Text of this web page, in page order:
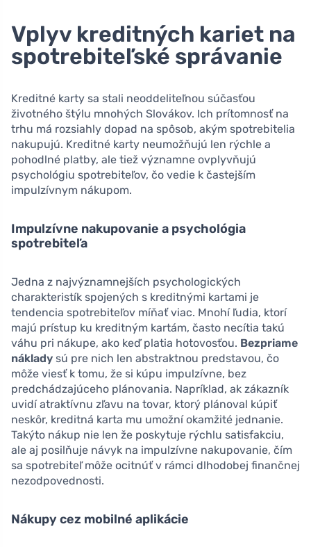
Vplyv kreditných kariet na
spotrebiteľské správanie
Kreditné karty sa stali neoddeliteľnou súčasťou
životného štýlu mnohých Slovákov. Ich prítomnosť na
trhu má rozsiahly dopad na spôsob, akým spotrebitelia
nakupujú. Kreditné karty neumožňujú len rýchle a
pohodlné platby, ale tiež významne ovplyvňujú
psychológiu spotrebiteľov, čo vedie k častejším
impulzívnym nákupom.
Impulzívne nakupovanie a psychológia
spotrebiteľa
Jedna z najvýznamnejších psychologických
charakteristík spojených s kreditnými kartami je
tendencia spotrebiteľov míňať viac. Mnohí ľudia, ktorí
majú prístup ku kreditným kartám, často necítia takú
váhu pri nákupe, ako keď platia hotovosťou. Bezpriame
náklady sú pre nich len abstraktnou predstavou, čo
môže viesť k tomu, že si kúpu impulzívne, bez
predchádzajúceho plánovania. Napríklad, ak zákazník
uvidí atraktívnu zľavu na tovar, ktorý plánoval kúpiť
neskôr, kreditná karta mu umožní okamžité jednanie.
Takýto nákup nie len že poskytuje rýchlu satisfakciu,
ale aj posilňuje návyk na impulzívne nakupovanie, čím
sa spotrebiteľ môže ocitnúť v rámci dlhodobej finančnej
nezodpovednosti.
Nákupy cez mobilné aplikácie